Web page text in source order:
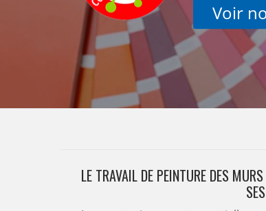
Voir
LE TRAVAIL DE PEINTURE DES